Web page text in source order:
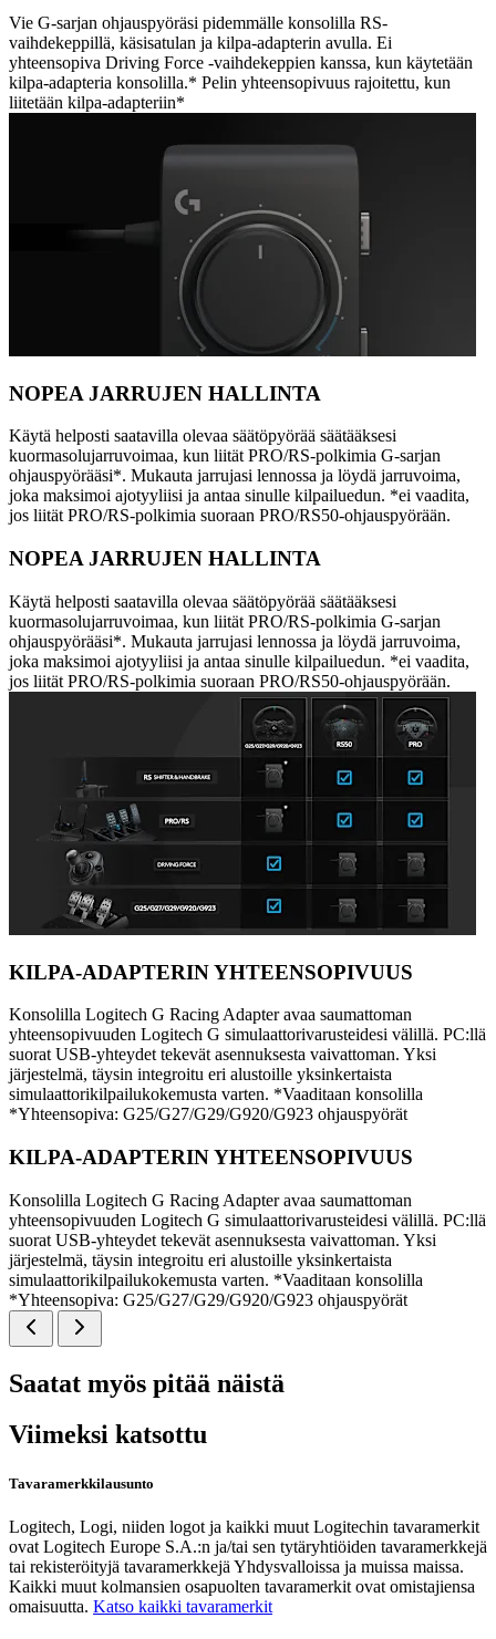
Vie G-sarjan ohjauspyöräsi pidemmälle konsolilla RS-
vaihdekeppillä, käsisatulan ja kilpa-adapterin avulla. Ei
yhteensopiva Driving Force -vaihdekeppien kanssa, kun käytetään
kilpa-adapteria konsolilla.* Pelin yhteensopivuus rajoitettu, kun
liitetään kilpa-adapteriin*
NOPEA JARRUJEN HALLINTA
Käytä helposti saatavilla olevaa säätöpyörää säätääksesi
kuormasolujarruvoimaa, kun liität PRO/RS-polkimia G-sarjan
ohjauspyörääsi*. Mukauta jarrujasi lennossa ja löydä jarruvoima,
joka maksimoi ajotyyliisi ja antaa sinulle kilpailuedun. *ei vaadita,
jos liität PRO/RS-polkimia suoraan PRO/RS50-ohjauspyörään.
NOPEA JARRUJEN HALLINTA
Käytä helposti saatavilla olevaa säätöpyörää säätääksesi
kuormasolujarruvoimaa, kun liität PRO/RS-polkimia G-sarjan
ohjauspyörääsi*. Mukauta jarrujasi lennossa ja löydä jarruvoima,
joka maksimoi ajotyyliisi ja antaa sinulle kilpailuedun. *ei vaadita,
jos liität PRO/RS-polkimia suoraan PRO/RS50-ohjauspyörään.
KILPA-ADAPTERIN YHTEENSOPIVUUS
Konsolilla Logitech G Racing Adapter avaa saumattoman
yhteensopivuuden Logitech G simulaattorivarusteidesi välillä. PC:llä
suorat USB-yhteydet tekevät asennuksesta vaivattoman. Yksi
järjestelmä, täysin integroitu eri alustoille yksinkertaista
simulaattorikilpailukokemusta varten. *Vaaditaan konsolilla
*Yhteensopiva: G25/G27/G29/G920/G923 ohjauspyörät
KILPA-ADAPTERIN YHTEENSOPIVUUS
Konsolilla Logitech G Racing Adapter avaa saumattoman
yhteensopivuuden Logitech G simulaattorivarusteidesi välillä. PC:llä
suorat USB-yhteydet tekevät asennuksesta vaivattoman. Yksi
järjestelmä, täysin integroitu eri alustoille yksinkertaista
simulaattorikilpailukokemusta varten. *Vaaditaan konsolilla
*Yhteensopiva: G25/G27/G29/G920/G923 ohjauspyörät
Saatat myös pitää näistä
Viimeksi katsottu
Tavaramerkkilausunto
Logitech, Logi, niiden logot ja kaikki muut Logitechin tavaramerkit
ovat Logitech Europe S.A.:n ja/tai sen tytäryhtiöiden tavaramerkkejä
tai rekisteröityjä tavaramerkkejä Yhdysvalloissa ja muissa maissa.
Kaikki muut kolmansien osapuolten tavaramerkit ovat omistajiensa
omaisuutta. Katso kaikki tavaramerkit